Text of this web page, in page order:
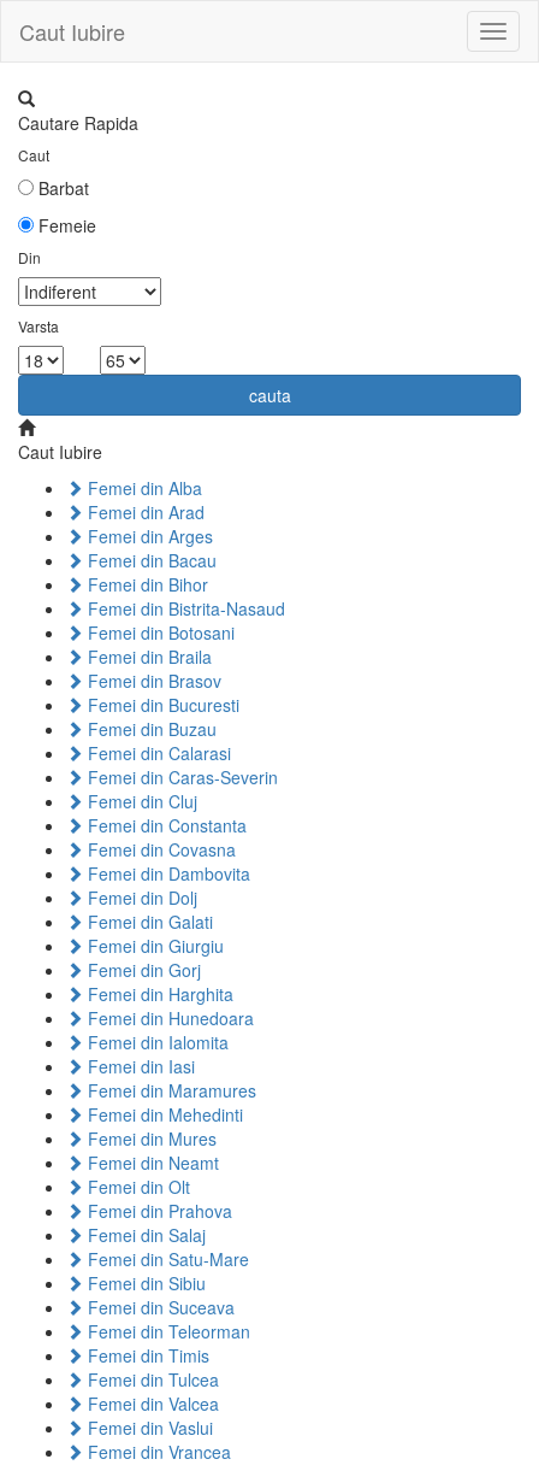
Caut Iubire
Cautare Rapida
Caut
Barbat
Femeie
Din
Varsta
cauta
Caut Iubire
Femei din Alba
Femei din Arad
Femei din Arges
Femei din Bacau
Femei din Bihor
Femei din Bistrita-Nasaud
Femei din Botosani
Femei din Braila
Femei din Brasov
Femei din Bucuresti
Femei din Buzau
Femei din Calarasi
Femei din Caras-Severin
Femei din Cluj
Femei din Constanta
Femei din Covasna
Femei din Dambovita
Femei din Dolj
Femei din Galati
Femei din Giurgiu
Femei din Gorj
Femei din Harghita
Femei din Hunedoara
Femei din Ialomita
Femei din Iasi
Femei din Maramures
Femei din Mehedinti
Femei din Mures
Femei din Neamt
Femei din Olt
Femei din Prahova
Femei din Salaj
Femei din Satu-Mare
Femei din Sibiu
Femei din Suceava
Femei din Teleorman
Femei din Timis
Femei din Tulcea
Femei din Valcea
Femei din Vaslui
Femei din Vrancea